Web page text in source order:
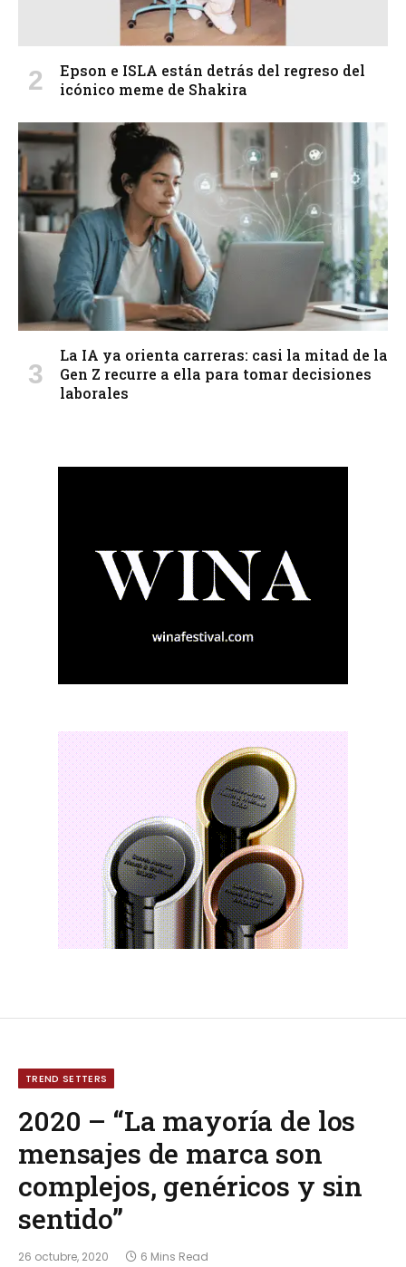
Epson e ISLA están detrás del regreso del
icónico meme de Shakira
La IA ya orienta carreras: casi la mitad de la
Gen Z recurre a ella para tomar decisiones
laborales
TREND SETTERS
2020 – “La mayoría de los
mensajes de marca son
complejos, genéricos y sin
sentido”
26 octubre, 2020 6 Mins Read